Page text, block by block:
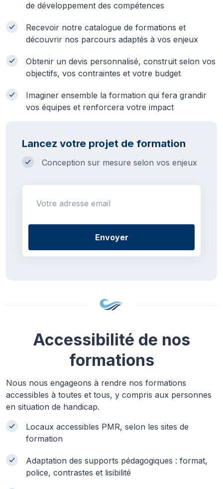
de développement des compétences
Recevoir notre catalogue de formations et
découvrir nos parcours adaptés à vos enjeux
Obtenir un devis personnalisé, construit selon vos
objectifs, vos contraintes et votre budget
Imaginer ensemble la formation qui fera grandir
vos équipes et renforcera votre impact
Lancez votre projet de formation
Conception sur mesure selon vos enjeux
Envoyer
Accessibilité de nos
formations
Nous nous engageons à rendre nos formations
accessibles à toutes et tous, y compris aux personnes
en situation de handicap.
Locaux accessibles PMR, selon les sites de
formation
Adaptation des supports pédagogiques : format,
police, contrastes et lisibilité